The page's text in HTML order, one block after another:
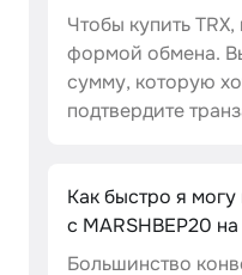
Чтобы купить
формой обмена.
сумму, которую
подтвердите
Как быстро я
с MARSHBEP20
Большинство